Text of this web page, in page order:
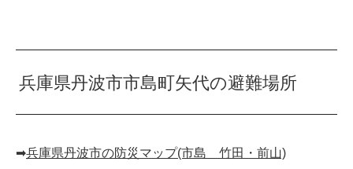
兵庫県丹波市市島町矢代の避難場所
➡︎兵庫県丹波市の防災マップ(市島 竹田・前山)